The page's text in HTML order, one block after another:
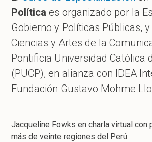
Política es organizado por la
Gobierno y Políticas Públicas,
Ciencias y Artes de la
Pontificia Universidad Católica
(PUCP), en alianza con IDEA
Fundación Gustavo Mohme
Jacqueline Fowks en charla virtual con
más de veinte regiones del Perú.